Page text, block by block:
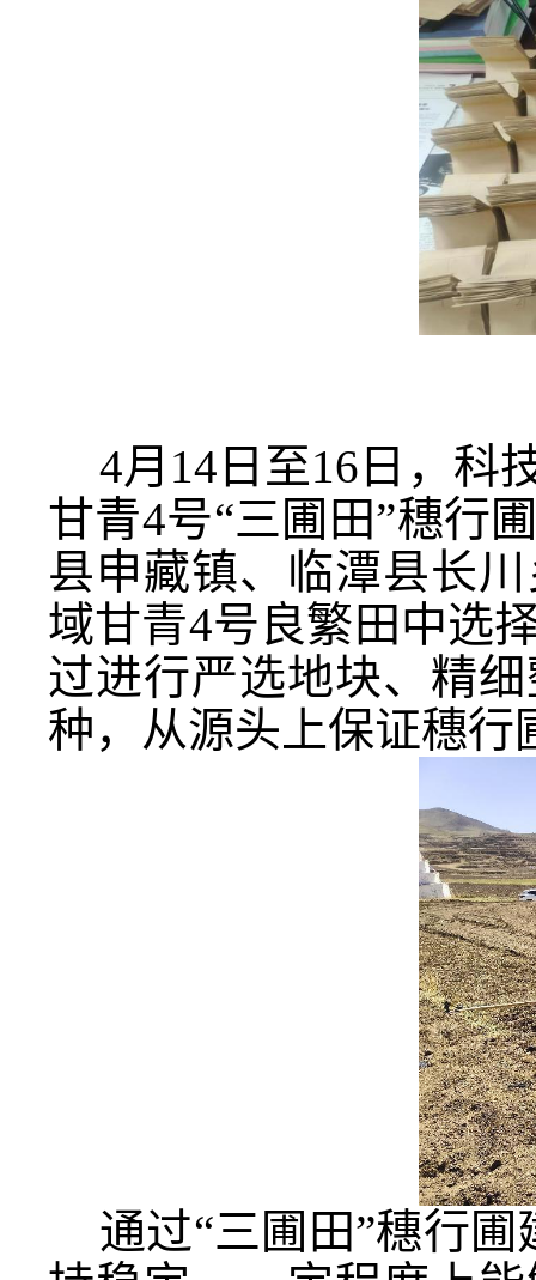
4月 14 日至16 日 ，科
甘青4号“三圃田”穗行
县申藏镇、临潭县长
域甘青4号良繁田中选
过进行严选地块、精
种，从源头上保证穗行
通过“三圃田”穗行圃